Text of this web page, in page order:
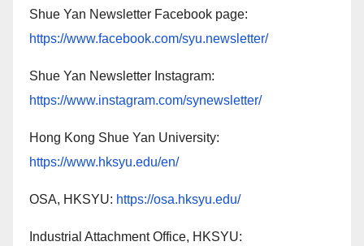
Shue Yan Newsletter Facebook page:
https://www.facebook.com/syu.newsletter/
Shue Yan Newsletter Instagram:
https://www.instagram.com/synewsletter/
Hong Kong Shue Yan University:
https://www.hksyu.edu/en/
OSA, HKSYU: https://osa.hksyu.edu/
Industrial Attachment Office, HKSYU: